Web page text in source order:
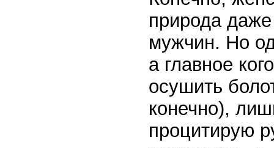
природа
мужчин. Но
а главное
осушить
конечно),
процитирую